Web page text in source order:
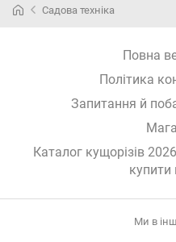
Садова техніка
Повна
Політика
Запитання й
Каталог кущорізів
купити
Ми в